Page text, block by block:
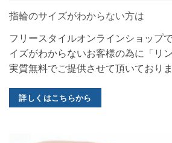
指輪のサイズがわからない方は
フリースタイルオンラインショップ
イズがわからないお客様の為に「リ
実質無料でご提供させて頂いておりま
詳しくはこちらから